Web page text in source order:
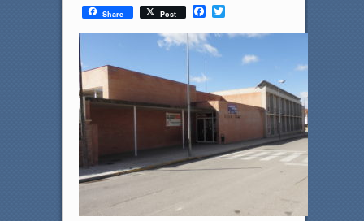
Share Post
F
c
e
o
o
k
T
i
r